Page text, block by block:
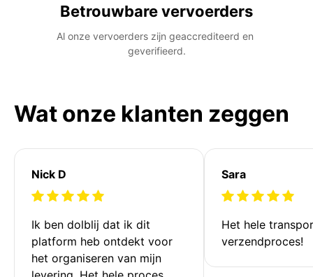
Betrouwbare vervoerders
Al onze vervoerders zijn geaccrediteerd en
geverifieerd.
Wat onze klanten zeggen
Nick D
Ik ben dolblij dat ik dit
platform heb ontdekt voor
het organiseren van mijn
Sara
Het hele
verzendproces!